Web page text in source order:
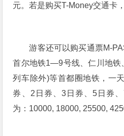
元。若是购买T-Money交通卡
游客还可以购买通票M-
首尔地铁1—9号线、仁川地铁
列车除外)等首都圈地铁，一
券、2日券、3日券、5日券
为：10000, 18000, 25500,